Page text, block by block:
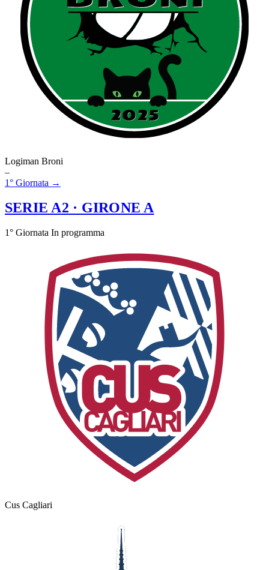
Logiman Broni
–
1° Giornata →
SERIE A2 · GIRONE A
1° Giornata In programma
Cus Cagliari